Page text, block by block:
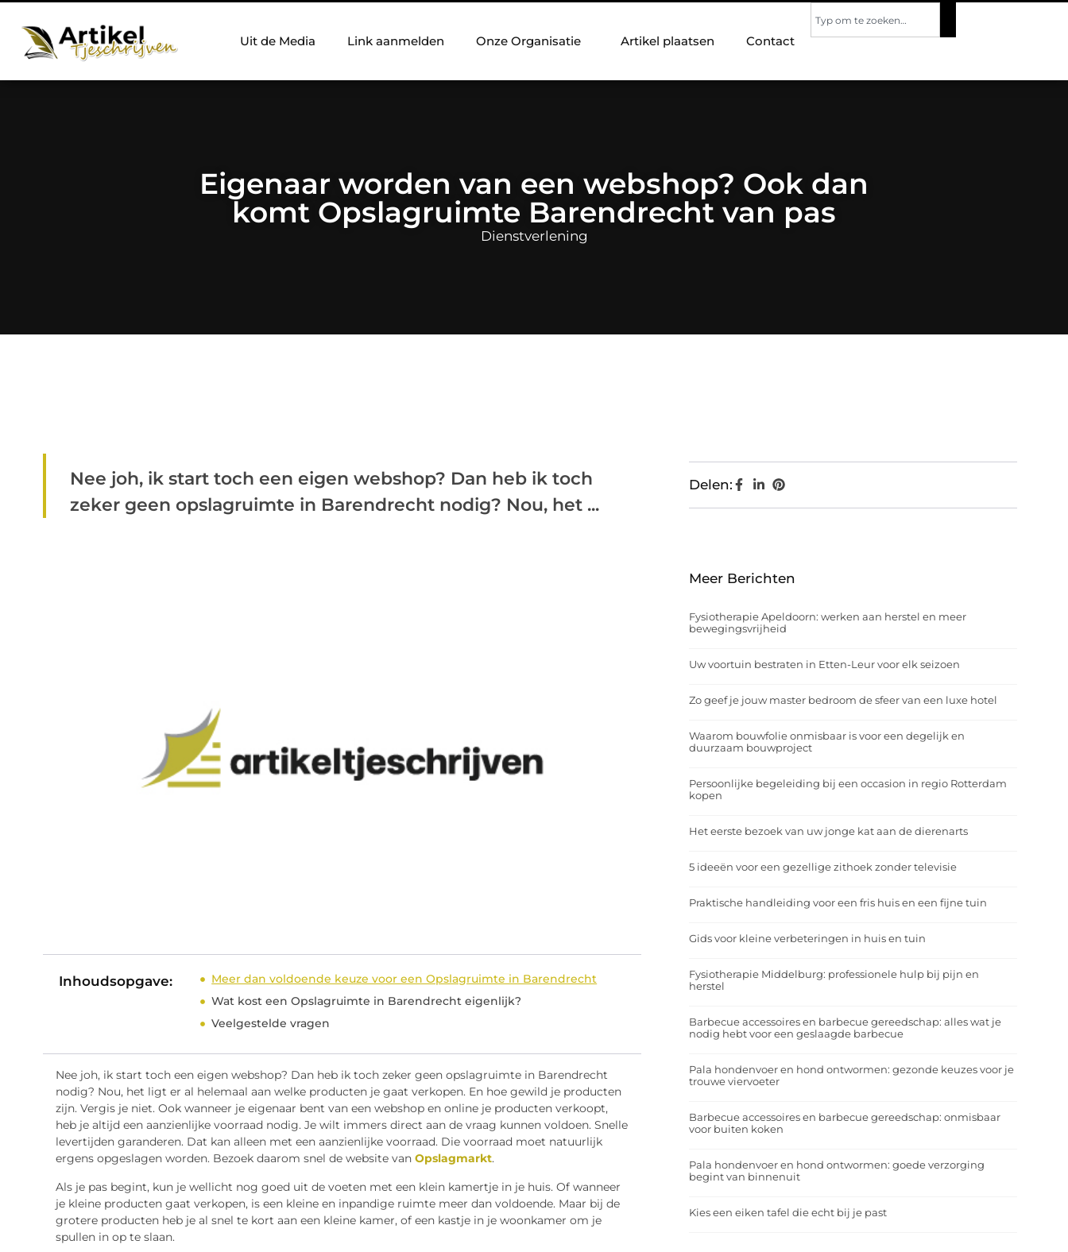
Uit de Media Link aanmelden Onze Organisatie Artikel plaatsen Contact
Eigenaar worden van een webshop? Ook dan
komt Opslagruimte Barendrecht van pas
Dienstverlening
Nee joh, ik start toch een eigen webshop? Dan heb ik toch
zeker geen opslagruimte in Barendrecht nodig? Nou, het ...
Inhoudsopgave:
Meer dan voldoende keuze voor een Opslagruimte in Barendrecht
Wat kost een Opslagruimte in Barendrecht eigenlijk?
Veelgestelde vragen
Nee joh, ik start toch een eigen webshop? Dan heb ik toch zeker geen opslagruimte in Barendrecht
nodig? Nou, het ligt er al helemaal aan welke producten je gaat verkopen. En hoe gewild je producten
zijn. Vergis je niet. Ook wanneer je eigenaar bent van een webshop en online je producten verkoopt,
heb je altijd een aanzienlijke voorraad nodig. Je wilt immers direct aan de vraag kunnen voldoen. Snelle
levertijden garanderen. Dat kan alleen met een aanzienlijke voorraad. Die voorraad moet natuurlijk
ergens opgeslagen worden. Bezoek daarom snel de website van Opslagmarkt.
Als je pas begint, kun je wellicht nog goed uit de voeten met een klein kamertje in je huis. Of wanneer
je kleine producten gaat verkopen, is een kleine en inpandige ruimte meer dan voldoende. Maar bij de
grotere producten heb je al snel te kort aan een kleine kamer, of een kastje in je woonkamer om je
spullen in op te slaan.
Delen:
Meer Berichten
Fysiotherapie Apeldoorn: werken aan herstel en meer
bewegingsvrijheid
Uw voortuin bestraten in Etten-Leur voor elk seizoen
Zo geef je jouw master bedroom de sfeer van een luxe hotel
Waarom bouwfolie onmisbaar is voor een degelijk en
duurzaam bouwproject
Persoonlijke begeleiding bij een occasion in regio Rotterdam
kopen
Het eerste bezoek van uw jonge kat aan de dierenarts
5 ideeën voor een gezellige zithoek zonder televisie
Praktische handleiding voor een fris huis en een fijne tuin
Gids voor kleine verbeteringen in huis en tuin
Fysiotherapie Middelburg: professionele hulp bij pijn en
herstel
Barbecue accessoires en barbecue gereedschap: alles wat je
nodig hebt voor een geslaagde barbecue
Pala hondenvoer en hond ontwormen: gezonde keuzes voor je
trouwe viervoeter
Barbecue accessoires en barbecue gereedschap: onmisbaar
voor buiten koken
Pala hondenvoer en hond ontwormen: goede verzorging
begint van binnenuit
Kies een eiken tafel die echt bij je past